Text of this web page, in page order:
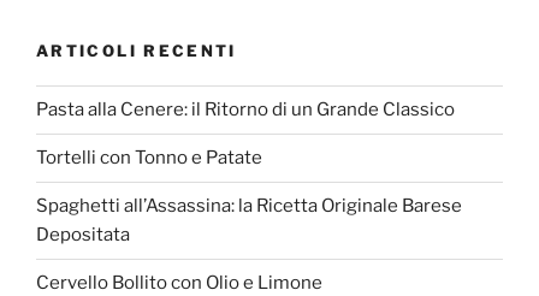
ARTICOLI RECENTI
Pasta alla Cenere: il Ritorno di un Grande Classico
Tortelli con Tonno e Patate
Spaghetti all’Assassina: la Ricetta Originale Barese
Depositata
Cervello Bollito con Olio e Limone